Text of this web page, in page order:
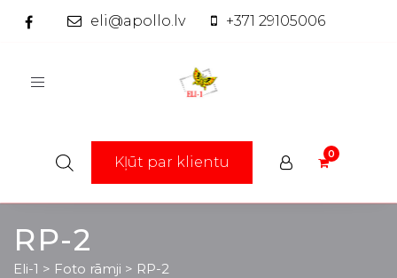
eli@apollo.lv +371 29105006
Toggle
Kļūt par klientu
RP-2
Eli-1 > Foto rāmji > RP-2